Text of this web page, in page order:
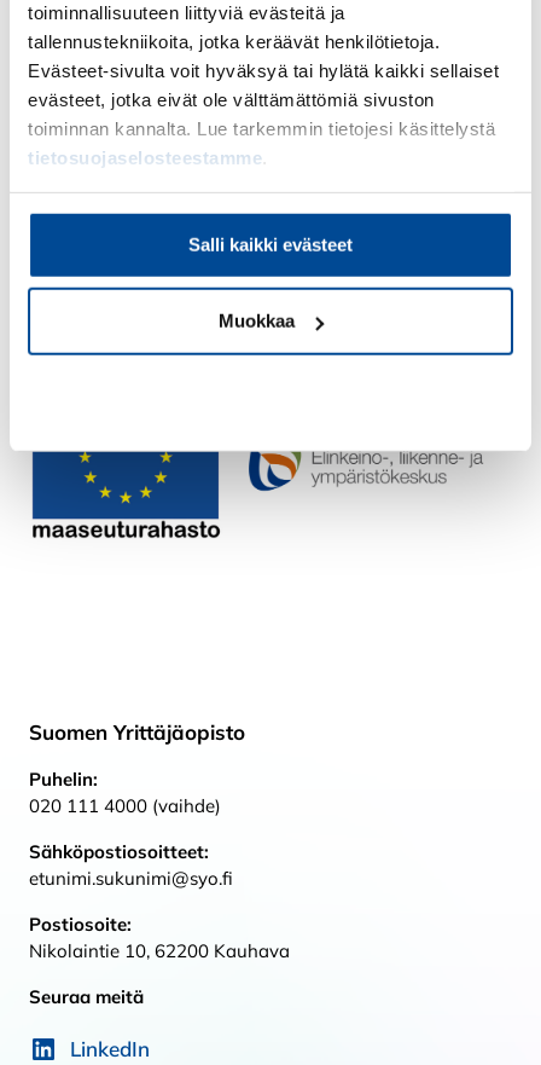
toiminnallisuuteen liittyviä evästeitä ja
tallennustekniikoita, jotka keräävät henkilötietoja.
Evästeet-sivulta voit hyväksyä tai hylätä kaikki sellaiset
evästeet, jotka eivät ole välttämättömiä sivuston
toiminnan kannalta. Lue tarkemmin tietojesi käsittelystä
tietosuojaselosteestamme.
Salli kaikki evästeet
Muokkaa
yksinyrittäjille, mikroyrityksille ja pk-yrityksille
toimialasta riippumatta.
Tervetuloa!
Lisätietoja
Tapahtuma on osaYrittäjä, menesty yritysvastuulla
, jota toteuttaa Suomen Yrittäjäopisto ja
rahoittaa EU:n maaseuturahasto.
Lue lisää hankkeesta ja tapahtumista
sivuilta.
Suomen Yrittäjäopisto
Puhelin:
020 111 4000 (vaihde)
Sähköpostiosoitteet:
etunimi.sukunimi@syo.fi
Postiosoite:
Nikolaintie 10, 62200 Kauhava
Seuraa meitä
LinkedIn